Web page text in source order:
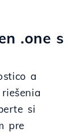
.one s
a
si
pre